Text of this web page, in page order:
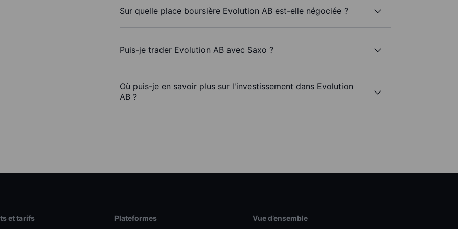
Sur quelle place boursière Evolution AB est-elle négociée ?
Puis-je trader Evolution AB avec Saxo ?
Où puis-je en savoir plus sur l'investissement dans Evolution
AB ?
et tarifs Plateformes Vue d’ensemble